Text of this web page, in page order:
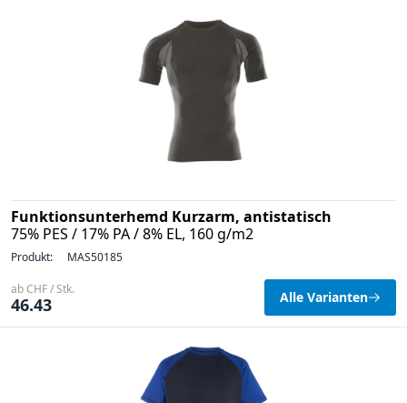
Funktionsunterhemd Kurzarm, antistatisch
75% PES / 17% PA / 8% EL, 160 g/m2
Produkt: MAS50185
ab CHF / Stk.
46.43 Alle Varianten